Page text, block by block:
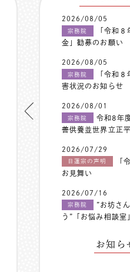
2026/08/05
宗務院
「令和
金」勧募のお願い
2026/08/05
宗務院
「令和
害状況のお知らせ
2026/08/01
宗務院
令和8年
善供養並世界立正
2026/07/29
日蓮宗の声明
「
お見舞い
2026/07/16
宗務院
”お坊さ
う”「お悩み相談室
お知ら